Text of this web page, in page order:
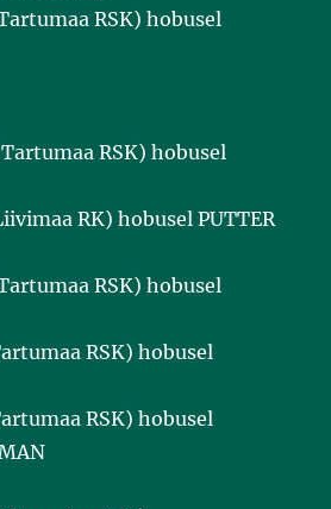
RSK) hobusel
RSK) hobusel
RK) hobusel PUTTER
RSK) hobusel
RSK) hobusel
RSK) hobusel